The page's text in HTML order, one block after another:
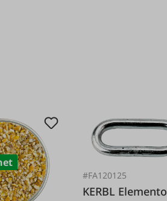
#FA120125
KERBL Elemento